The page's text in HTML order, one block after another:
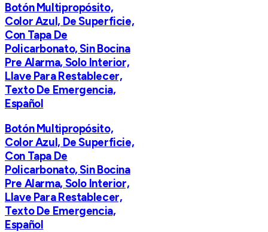
​Botón Multipropósito,
Color Azul, De Superficie,
Con Tapa De
Policarbonato, Sin Bocina
Pre Alarma, Solo Interior,
Llave Para Restablecer,
Texto De Emergencia,
Español
​Botón Multipropósito,
Color Azul, De Superficie,
Con Tapa De
Policarbonato, Sin Bocina
Pre Alarma, Solo Interior,
Llave Para Restablecer,
Texto De Emergencia,
Español